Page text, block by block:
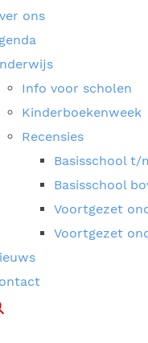
ons
Info voor scholen
Kinderboekenweek
Recensies
Basisschool t/
Basisschool
Voortgezet
Voortgezet